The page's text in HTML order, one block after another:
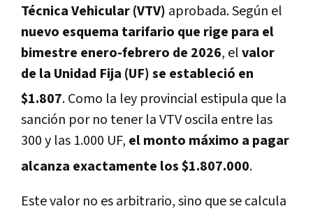
Técnica Vehicular (VTV) aprobada.Según el
nuevo esquema tarifario que rige para el
bimestre enero-febrero de 2026, elvalor
de la Unidad Fija (UF) se estableció en
$1.807.Como la ley provincial estipula que la
sanción por no tener la VTV oscila entre las
300 y las 1.000 UF, el monto máximo a pagar
alcanza exactamente los $1.807.000.
Este valor no es arbitrario, sino que se calcula